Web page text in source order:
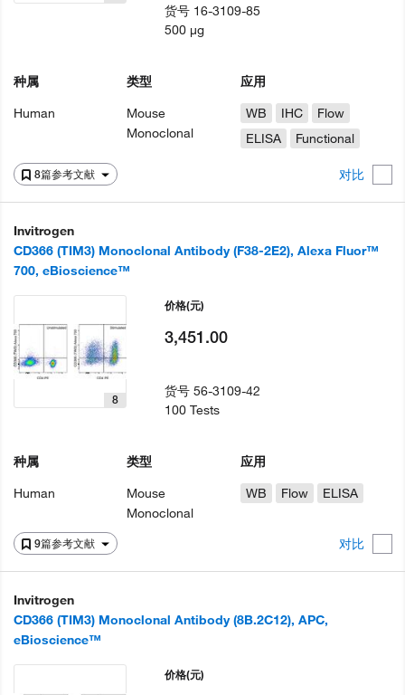
8篇参考文献 对比
种属
Human
类型
Mouse
Monoclonal
应用
WB
IHC
Flow
ELISA
Functional
货号 16-3109-85
500 µg
Invitrogen
CD366 (TIM3) Monoclonal Antibody (F38-2E2), Alexa Fluor™
700, eBioscience™
9篇参考文献 对比
8
种属
Human
类型
Mouse
Monoclonal
应用
WB
Flow ELISA
价格(元)
3,451.00
货号56-3109-42
100 Tests
Invitrogen
CD366 (TIM3) Monoclonal Antibody (8B.2C12), APC,
eBioscience™
价格(元)